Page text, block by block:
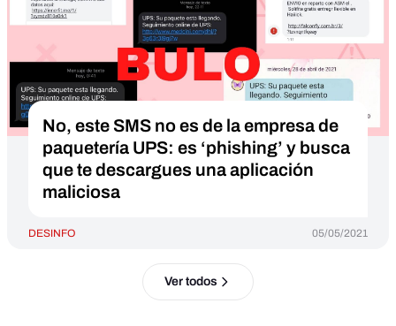
No, este SMS no es de la empresa de
paquetería UPS: es ‘phishing’ y busca
que te descargues una aplicación
maliciosa
DESINFO 05/05/2021
Ver todos